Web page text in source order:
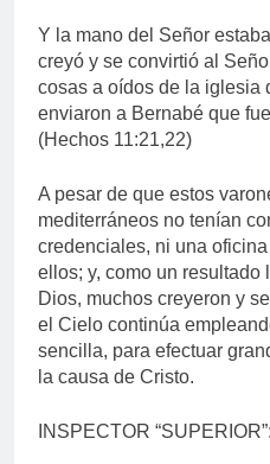
Y la mano del Señor
creyó y se convirtió al
cosas a oídos de la iglesia
enviaron a Bernabé que
(Hechos 11:21,22)
A pesar de que estos
mediterráneos no tenían
credenciales, ni una
ellos; y, como un
Dios, muchos creyeron y
el Cielo continúa
sencilla, para efectuar
la causa de Cristo.
INSPECTOR